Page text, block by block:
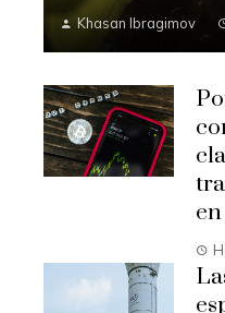
Khasan Ibragimov